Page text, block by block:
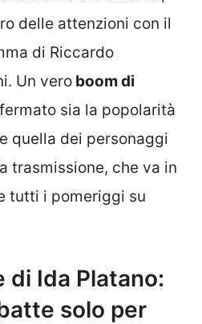
delle attenzioni con il
di Riccardo
Un vero boom di
sia la popolarità
quella dei personaggi
trasmissione, che va in
tutti i pomeriggi su
di Ida Platano:
solo per